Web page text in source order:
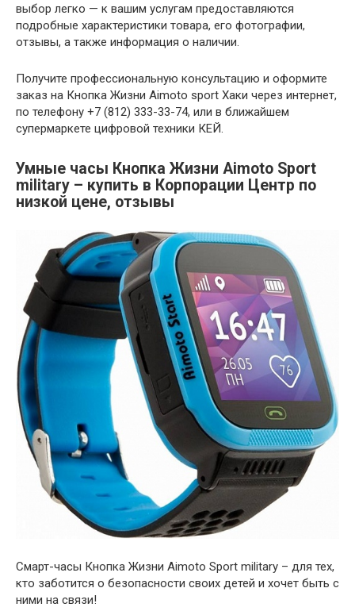
выбор легко — к вашим услугам предоставляются
подробные характеристики товара, его фотографии,
отзывы, а также информация о наличии.
Получите профессиональную консультацию и оформите
заказ на Кнопка Жизни Aimoto sport Хаки через интернет,
по телефону +7 (812) 333-33-74, или в ближайшем
супермаркете цифровой техники КЕЙ.
Умные часы Кнопка Жизни Aimoto Sport
military – купить в Корпорации Центр по
низкой цене, отзывы
Смарт-часы Кнопка Жизни Aimoto Sport military – для тех,
кто заботится о безопасности своих детей и хочет быть с
ними на связи!